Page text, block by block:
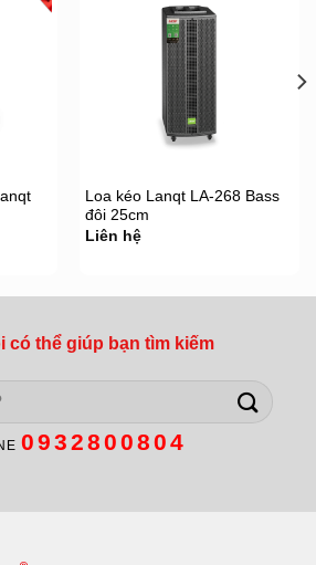
Loa kéo Lanqt LA-268 Bass
đôi 25cm
Liên hệ
có thể giúp bạn tìm kiếm
0932800804